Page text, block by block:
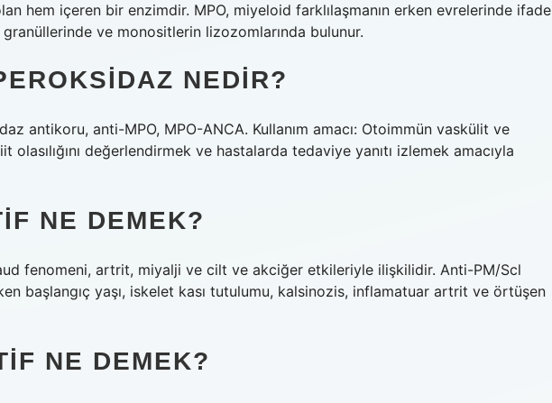
hem içeren bir enzimdir. MPO, miyeloid farklılaşmanın erken evrelerinde ifade
ve monositlerin lizozomlarında bulunur.
NEDIR?
antikoru, anti-MPO, MPO-ANCA. Kullanım amacı: Otoimmün vaskülit ve
değerlendirmek ve hastalarda tedaviye yanıtı izlemek amacıyla
NE DEMEK?
fenomeni, artrit, miyalji ve cilt ve akciğer etkileriyle ilişkilidir. Anti-PM/Scl
başlangıç ​​yaşı, iskelet kası tutulumu, kalsinozis, inflamatuar artrit ve örtüşen
NE DEMEK?